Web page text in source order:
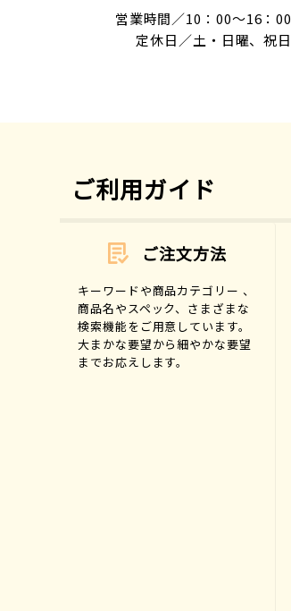
営業時間／10：00～16：00
定休日／土・日曜、祝日
ご利用ガイド
ご注文方法
キーワードや商品カテゴリー 、
商品名やスペック、さまざまな
検索機能をご用意しています。
大まかな要望から細やかな要望
までお応えします。